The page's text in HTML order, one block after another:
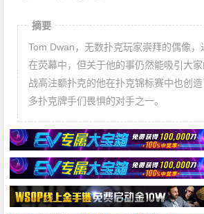
摘要
Tom Dwan，无数扑克玩家崇拜的偶像，
在荧幕中，但关于他的事仍然能吸引大
战高注额扑克的他在扑克锦标赛中也创
多扑克牌手们畏惧的对手之一。